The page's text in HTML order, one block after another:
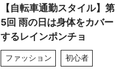
【自転車通勤スタイル】第
5回 雨の日は身体をカバー
するレインポンチョ
ファッション 初心者